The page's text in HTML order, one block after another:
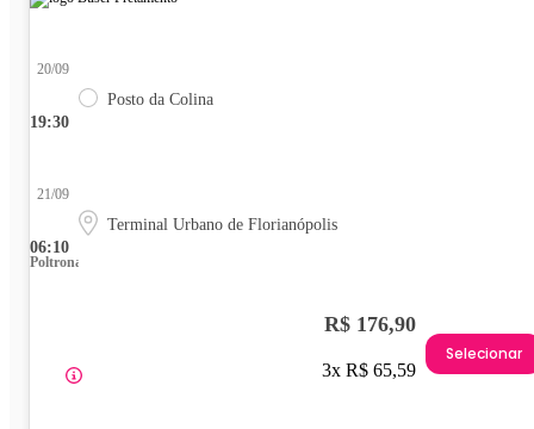
19:30
20/09
Posto da Colina
06:10
21/09
Terminal Urbano de Florianópolis
Poltrona
R$ 176,90
3x R$ 65,59
Selecionar